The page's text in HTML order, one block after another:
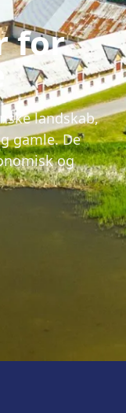
for
landskab,
gamle. De
og